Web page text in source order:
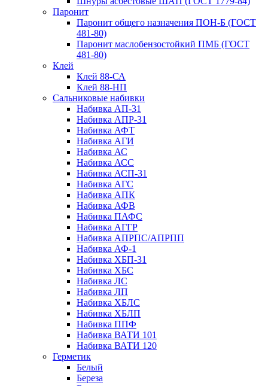
Паронит
Паронит общего назначения ПОН-Б (ГОСТ
481-80)
Паронит маслобензостойкий ПМБ (ГОСТ
481-80)
Клей
Клей 88-СА
Клей 88-НП
Сальниковые набивки
Набивка АП-31
Набивка АПР-31
Набивка АФТ
Набивка АГИ
Набивка АС
Набивка АСС
Набивка АСП-31
Набивка АГС
Набивка АПК
Набивка АФВ
Набивка ПАФС
Набивка АГГР
Набивка АПРПС/АПРПП
Набивка АФ-1
Набивка ХБП-31
Набивка ХБС
Набивка ЛС
Набивка ЛП
Набивка ХБЛС
Набивка ХБЛП
Набивка ППФ
Набивка ВАТИ 101
Набивка ВАТИ 120
Герметик
Белый
Береза